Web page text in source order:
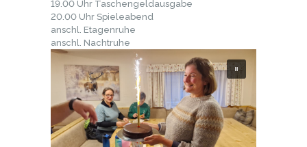
19.00 Uhr Taschengeldausgabe
20.00 Uhr Spieleabend
anschl. Etagenruhe
anschl. Nachtruhe